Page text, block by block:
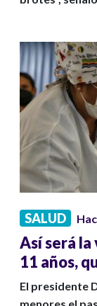
SALUD
Así será la
11 años,
El presidente